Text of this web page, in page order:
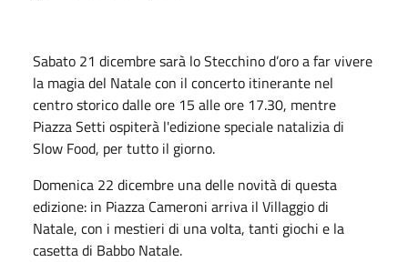
Sabato 21 dicembre sarà lo Stecchino d’oro a far vivere
la magia del Natale con il concerto itinerante nel
centro storico dalle ore 15 alle ore 17.30, mentre
Piazza Setti ospiterà l'edizione speciale natalizia di
Slow Food, per tutto il giorno.
Domenica 22 dicembre una delle novità di questa
edizione: in Piazza Cameroni arriva il Villaggio di
Natale, con i mestieri di una volta, tanti giochi e la
casetta di Babbo Natale.